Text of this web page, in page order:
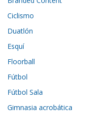
Ciclismo
Duatlón
Esquí
Floorball
Fútbol
Fútbol Sala
Gimnasia acrobática